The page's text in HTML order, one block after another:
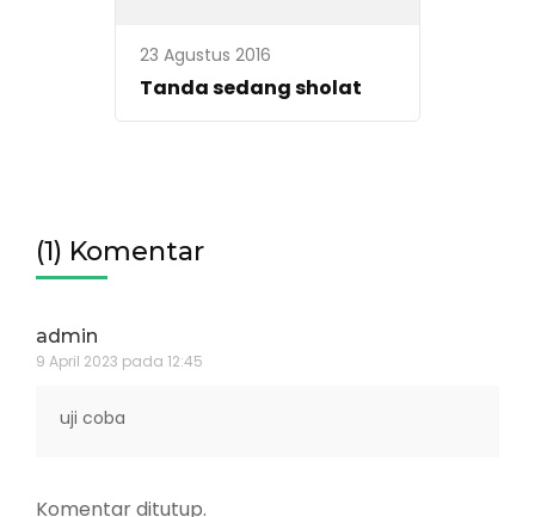
23 Agustus 2016
Tanda sedang sholat
(1) Komentar
admin
9 April 2023 pada 12:45
uji coba
Komentar ditutup.